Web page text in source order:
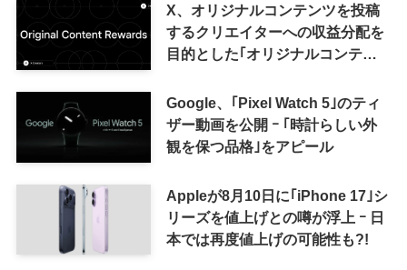
X、オリジナルコンテンツを投稿
するクリエイターへの収益分配を
目的とした｢オリジナルコンテン
来の｢収益分配｣は廃止
Google、｢Pixel Watch 5｣のティ
ザー動画を公開 ｰ ｢時計らしい外
観を保つ品格｣をアピール
Appleが8月10日に｢iPhone 17｣シ
リーズを値上げとの噂が浮上 ｰ 日
本では再度値上げの可能性も?!